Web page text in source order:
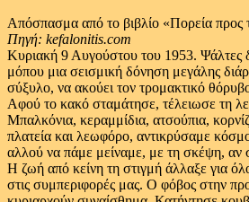
Απόσπασμα από το βιβλίο «Πορεία προς
Πηγή: kefalonitis.com
Κυριακή 9 Αυγούστου του 1953. Ψάλτες
μόπου μια σεισμική δόνηση μεγάλης
σύξυλο, να ακούει τον τρομακτικό
Αφού το κακό σταμάτησε, τέλειωσε τη
Μπαλκόνια, κεραμμίδια, ατσούπια,
πλατεία και λεωφόρο, αντικρύσαμε
αλλού να πάμε μείναμε, με τη σκέψη, αν
Η ζωή από κείνη τη στιγμή άλλαξε για
στις συμπεριφορές μας. Ο φόβος στην